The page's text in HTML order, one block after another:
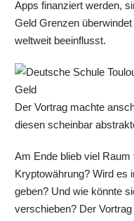
Apps finanziert werden,
Geld Grenzen
weltweit beeinflusst.
Der Vortrag machte
diesen scheinbar
Am Ende blieb viel
Kryptowährung? Wird es
geben? Und wie könnte
verschieben? Der